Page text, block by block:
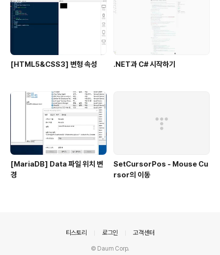
[HTML5&CSS3] 변형 속성 .NET과 C# 시작하기
[MariaDB] Data 파일 위치 변
경
SetCursorPos - Mouse Cu
rsor의 이동
티스토리 로그인 고객센터
© Daum Corp.